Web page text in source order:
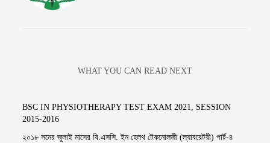
WHAT YOU CAN READ NEXT
BSC IN PHYSIOTHERAPY TEST EXAM 2021, SESSION
2015-2016
২০১৮ সনের জুলাই মাসের বি.এসসি. ইন হেলথ টেকনোলজী (ল্যাবরেটরী) পার্ট-৪